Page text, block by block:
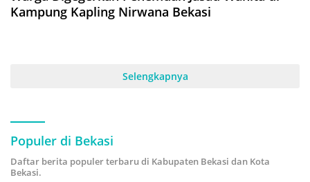
Kampung Kapling Nirwana Bekasi
Selengkapnya
Populer di Bekasi
Daftar berita populer terbaru di Kabupaten Bekasi dan Kota
Bekasi.